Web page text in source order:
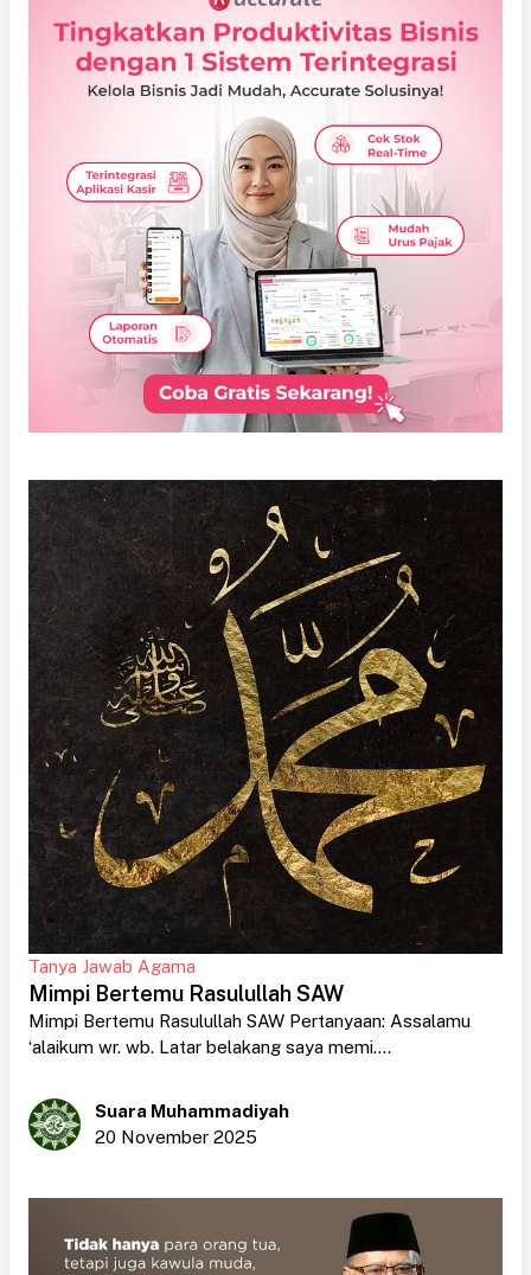
Tanya Jawab Agama
Mimpi Bertemu Rasulullah SAW
Mimpi Bertemu Rasulullah SAW Pertanyaan: Assalamu
‘alaikum wr. wb. Latar belakang saya memi....
Suara Muhammadiyah
20 November 2025